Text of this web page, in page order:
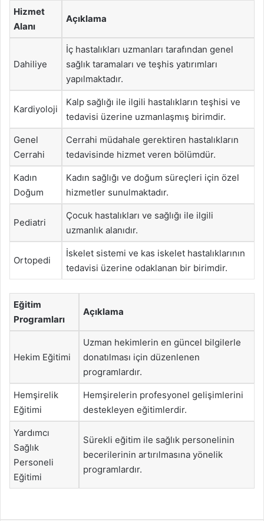
Hizmet
Alanı
Açıklama
Dahiliye
İç hastalıkları uzmanları tarafından genel
sağlık taramaları ve teşhis yatırımları
yapılmaktadır.
Kardiyoloji
Kalp sağlığı ile ilgili hastalıkların teşhisi ve
tedavisi üzerine uzmanlaşmış birimdir.
Genel
Cerrahi
Cerrahi müdahale gerektiren hastalıkların
tedavisinde hizmet veren bölümdür.
Kadın
Doğum
Kadın sağlığı ve doğum süreçleri için özel
hizmetler sunulmaktadır.
Pediatri
Çocuk hastalıkları ve sağlığı ile ilgili
uzmanlık alanıdır.
Ortopedi
İskelet sistemi ve kas iskelet hastalıklarının
tedavisi üzerine odaklanan bir birimdir.
Eğitim
Programları
Açıklama
Hekim Eğitimi
Uzman hekimlerin en güncel bilgilerle
donatılması için düzenlenen
programlardır.
Hemşirelik
Eğitimi
Hemşirelerin profesyonel gelişimlerini
destekleyen eğitimlerdir.
Yardımcı
Sağlık
Personeli
Eğitimi
Sürekli eğitim ile sağlık personelinin
becerilerinin artırılmasına yönelik
programlardır.